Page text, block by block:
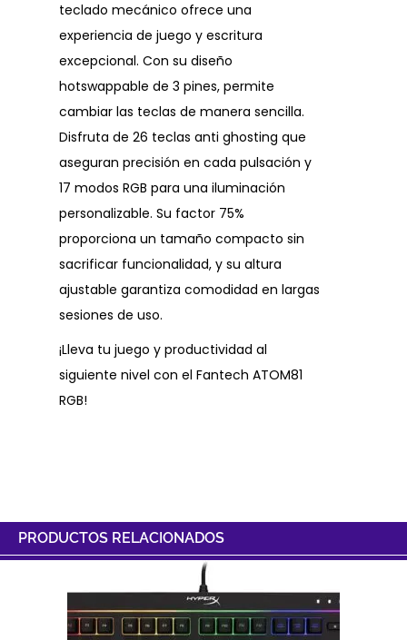
teclado mecánico ofrece una
experiencia de juego y escritura
excepcional. Con su diseño
hotswappable de 3 pines, permite
cambiar las teclas de manera sencilla.
Disfruta de 26 teclas anti ghosting que
aseguran precisión en cada pulsación y
17 modos RGB para una iluminación
personalizable. Su factor 75%
proporciona un tamaño compacto sin
sacrificar funcionalidad, y su altura
ajustable garantiza comodidad en largas
sesiones de uso.
¡Lleva tu juego y productividad al
siguiente nivel con el Fantech ATOM81
RGB!
PRODUCTOS RELACIONADOS